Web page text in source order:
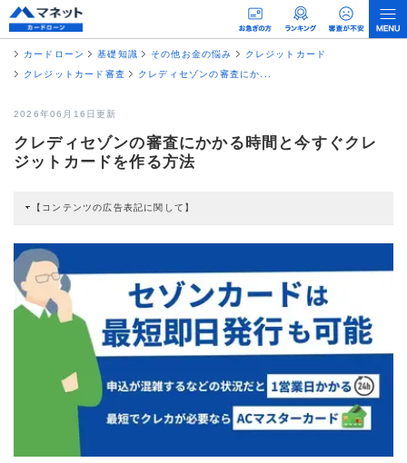
カードローン 基礎知識 その他お金の悩み
クレジットカード
クレジットカード審査
クレディセゾンの審査にか...
2026年06月16日更新
クレディセゾンの審査にかかる時間と今すぐクレ
ジットカードを作る方法
【コンテンツの広告表記に関して】
すると弊社に対して企業から紹介報酬が支払われるという収益モデルです。 た
だし、特定の商品を根拠なくPRするものではなく、当編集部の調査／ユーザー
への口コミ収集などに基づき、公平性を担保した情報提供を行っています。
>提携企業一覧